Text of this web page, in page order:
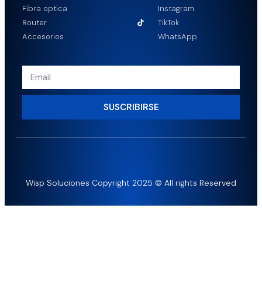
Fibra optica
Router
Accesorios
Instagram
TikTok
WhatsApp
SUSCRIBIRSE
Wisp Soluciones Copyright 2025 © All rights Reserved